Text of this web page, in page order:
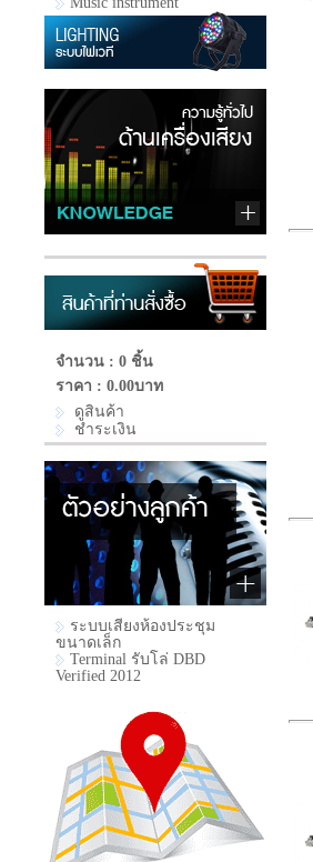
จำนวน : 0 ชิ้น
ราคา : 0.00บาท
ดูสินค้า
ชำระเงิน
ระบบเสียงห้องประชุม
ขนาดเล็ก
Terminal รับโล่ DBD
Verified 2012